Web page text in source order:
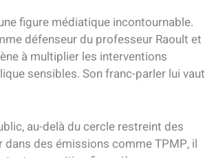
figure médiatique incontournable.
défenseur du professeur Raoult et
à multiplier les interventions
sensibles. Son franc-parler lui vaut
au-delà du cercle restreint des
des émissions comme TPMP, il